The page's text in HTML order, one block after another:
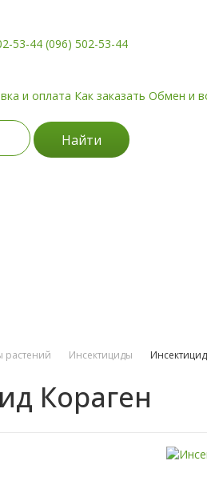
53-44 (096) 502-53-44
и оплата Как заказать Обмен и
Найти
растений Инсектициды
Кораген